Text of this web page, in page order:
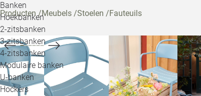
Banken
Hoekbanken
2-zitsbanken
3-zitsbanken
4-zitsbanken
Modulaire banken
U-banken
Hockers
Producten/Meubels /Stoelen /Fauteuils